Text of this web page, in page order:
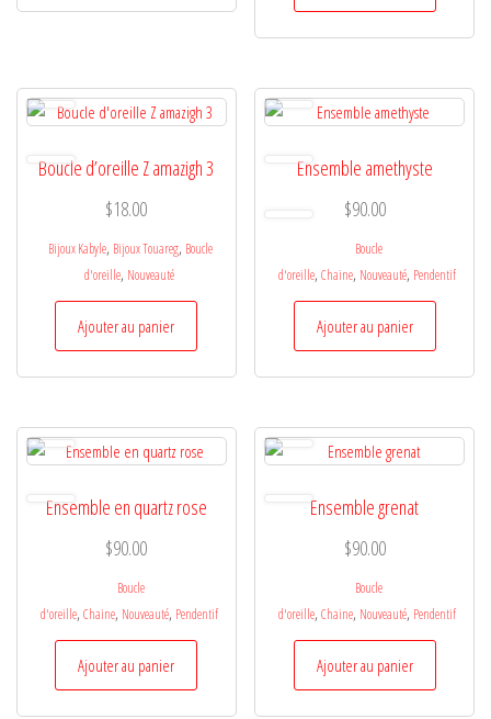
Boucle d’oreille Z amazigh 3
$18.00
Bijoux Kabyle, Bijoux Touareg, Boucle
d'oreille, Nouveauté
Ajouter au panier
Ensemble amethyste
$90.00
Boucle
d'oreille, Chaine, Nouveauté, Pendentif
Ajouter au panier
Ensemble en quartz rose
$90.00
Boucle
d'oreille, Chaine, Nouveauté, Pendentif
Ajouter au panier
Ensemble grenat
$90.00
Boucle
d'oreille, Chaine, Nouveauté, Pendentif
Ajouter au panier